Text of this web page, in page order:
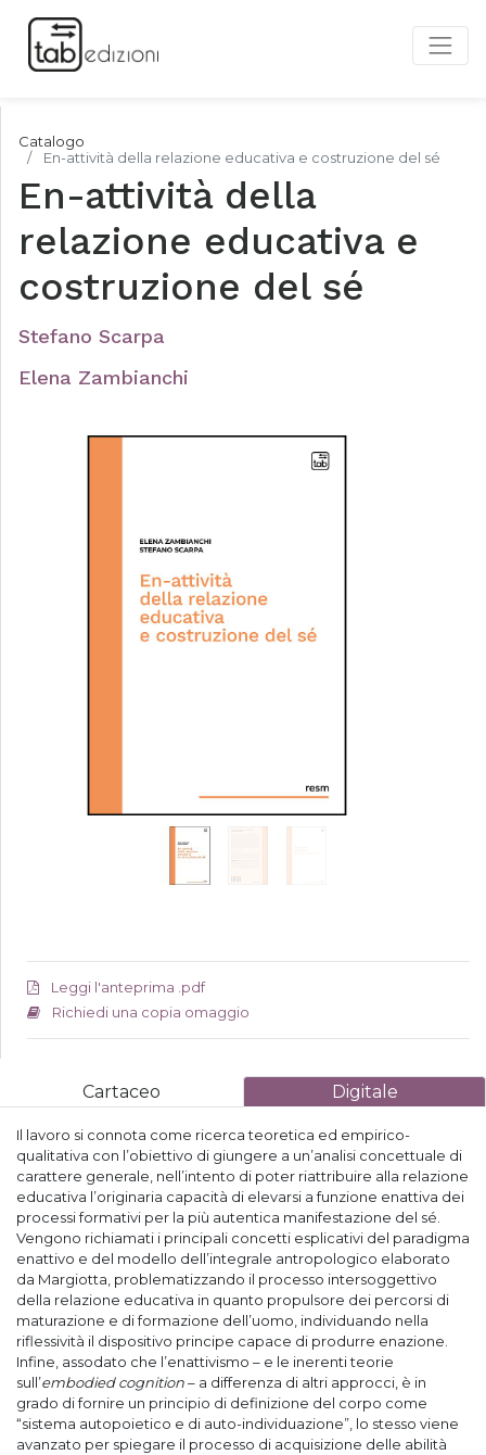
Catalogo
En-attività della relazione educativa e costruzione del sé
En-attività della
relazione educativa e
costruzione del sé
Stefano Scarpa
Elena Zambianchi
Leggi l'anteprima .pdf
Richiedi una copia omaggio
Cartaceo Digitale
Il lavoro si connota come ricerca teoretica ed empirico-
qualitativa con l’obiettivo di giungere a un’analisi concettuale di
carattere generale, nell’intento di poter riattribuire alla relazione
educativa l’originaria capacità di elevarsi a funzione enattiva dei
processi formativi per la più autentica manifestazione del sé.
Vengono richiamati i principali concetti esplicativi del paradigma
enattivo e del modello dell’integrale antropologico elaborato
da Margiotta, problematizzando il processo intersoggettivo
della relazione educativa in quanto propulsore dei percorsi di
maturazione e di formazione dell’uomo, individuando nella
riflessività il dispositivo principe capace di produrre enazione.
Infine, assodato che l’enattivismo – e le inerenti teorie
sull’embodied cognition– a differenza di altri approcci, è in
grado di fornire un principio di definizione del corpo come
“sistema autopoietico e di auto-individuazione”, lo stesso viene
avanzato per spiegare il processo di acquisizione delle abilità